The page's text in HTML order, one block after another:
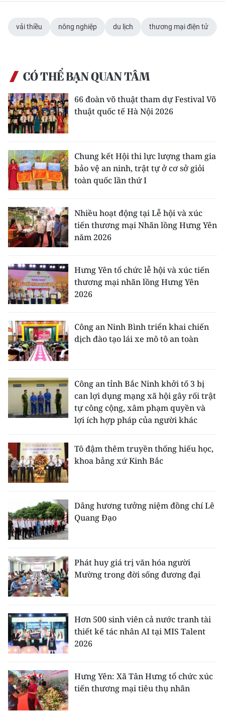
vải thiều nông nghiệp du lịch thương mại điện tử
CÓ THỂ BẠN QUAN TÂM
66 đoàn võ thuật tham dự Festival Võ
thuật quốc tế Hà Nội 2026
Chung kết Hội thi lực lượng tham gia
bảo vệ an ninh, trật tự ở cơ sở giỏi
toàn quốc lần thứ I
Nhiều hoạt động tại Lễ hội và xúc
tiến thương mại Nhãn lồng Hưng Yên
năm 2026
Hưng Yên tổ chức lễ hội và xúc tiến
thương mại nhãn lồng Hưng Yên
2026
Công an Ninh Bình triển khai chiến
dịch đào tạo lái xe mô tô an toàn
Công an tỉnh Bắc Ninh khởi tố 3 bị
can lợi dụng mạng xã hội gây rối trật
tự công cộng, xâm phạm quyền và
lợi ích hợp pháp của người khác
Tô đậm thêm truyền thống hiếu học,
khoa bảng xứ Kinh Bắc
Dâng hương tưởng niệm đồng chí Lê
Quang Đạo
Phát huy giá trị văn hóa người
Mường trong đời sống đương đại
Hơn 500 sinh viên cả nước tranh tài
thiết kế tác nhân AI tại MIS Talent
2026
Hưng Yên: Xã Tân Hưng tổ chức xúc
tiến thương mại tiêu thụ nhãn